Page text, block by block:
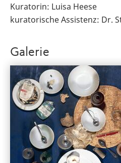
Kuratorin: Luisa Heese
kuratorische Assistenz: Dr.
Galerie